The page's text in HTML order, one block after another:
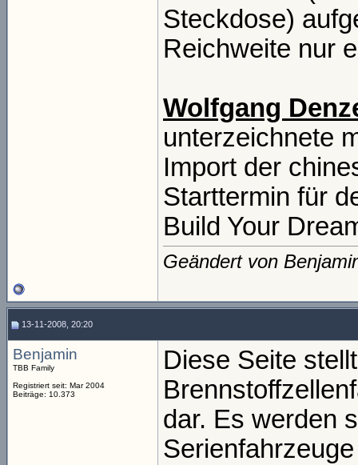
Steckdose)
Reichweite nur
Wolfgang
unterzeichnete
Import der
Starttermin für
Build Your
Geändert von
13-11-2008, 20:20
Benjamin
TBB Family
Registriert seit: Mar 2004
Beiträge: 10.373
Diese Seite
dar. Es werden